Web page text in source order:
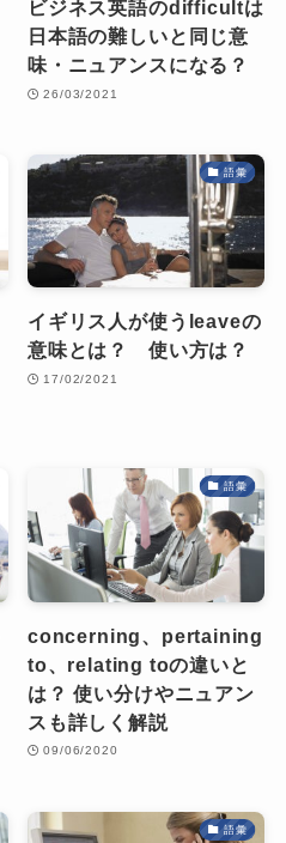
ビジネス英語のdifficultは
日本語の難しいと同じ意
味・ニュアンスになる？
26/03/2021
語彙
イギリス人が使うleaveの
意味とは？ 使い方は？
17/02/2021
語彙
concerning、pertaining
to、relating toの違いと
は？ 使い分けやニュアン
スも詳しく解説
09/06/2020
語彙